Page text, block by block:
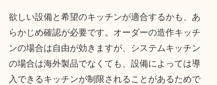
欲しい設備と希望のキッチンが適合するかも、あ
らかじめ確認が必要です。オーダーの造作キッチ
ンの場合は自由が効きますが、システムキッチン
の場合は海外製品でなくても、設備によっては導
入できるキッチンが制限されることがあるためで